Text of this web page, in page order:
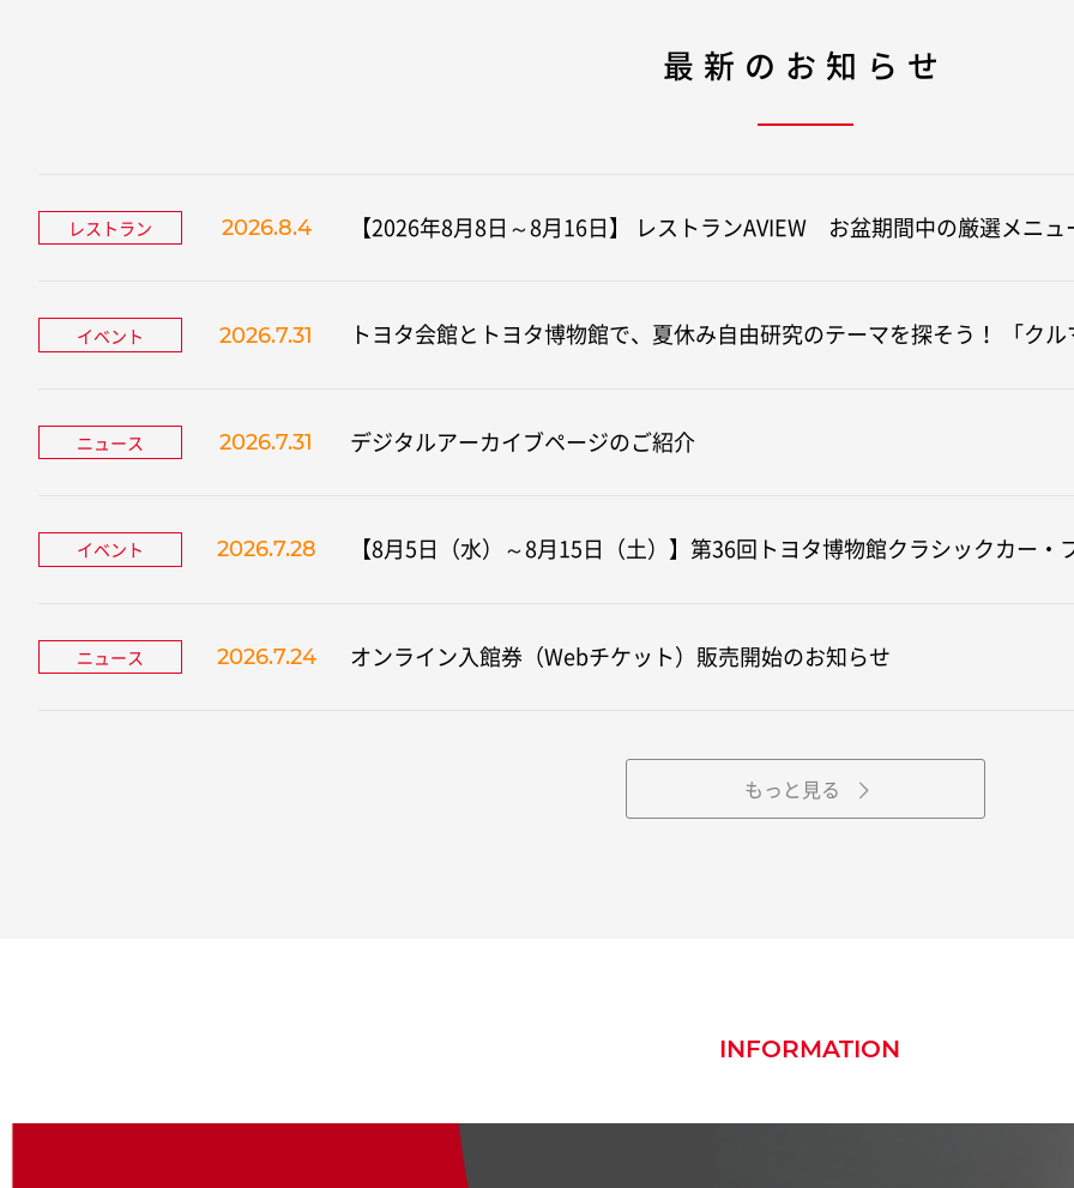
最新のお知らせ
レストラン 2026.8.4 【2026年8月8日～8月16日】 レストランAVIEW お盆期間中の厳選メニ
イベント 2026.7.31 トヨタ会館とトヨタ博物館で、夏休み自由研究のテーマを探そう！ 「ク
ニュース 2026.7.31 デジタルアーカイブページのご紹介
イベント 2026.7.28 【8月5日（水）～8月15日（土）】第36回トヨタ博物館クラシックカー
ニュース 2026.7.24 オンライン入館券（Webチケット）販売開始のお知らせ
もっと見る
INFORMATION